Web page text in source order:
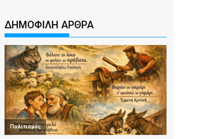
ΔΗΜΟΦΙΛΗ ΑΡΘΡΑ